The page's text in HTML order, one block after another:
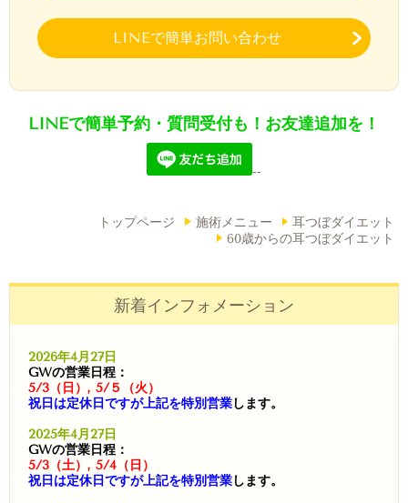
LINEで簡単お問い合わせ
LINEで簡単予約・質問受付も！お友達追加を！
--
トップページ 施術メニュー
耳つぼダイエット
60歳からの耳つぼダイエット
新着インフォメーション
2026年4月27日
GWの営業日程：
5/3（日）, 5/５（火）
祝日は定休日ですが上記を特別営業します。
2025年4月27日
GWの営業日程：
5/3（土）, 5/4（日）
祝日は定休日ですが上記を特別営業します。